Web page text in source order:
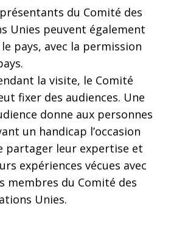
du Comité des
Unies peuvent également
pays, avec la permission
la visite, le Comité
fixer des audiences. Une
donne aux personnes
un handicap l’occasion
partager leur expertise et
expériences vécues avec
membres du Comité des
Unies.